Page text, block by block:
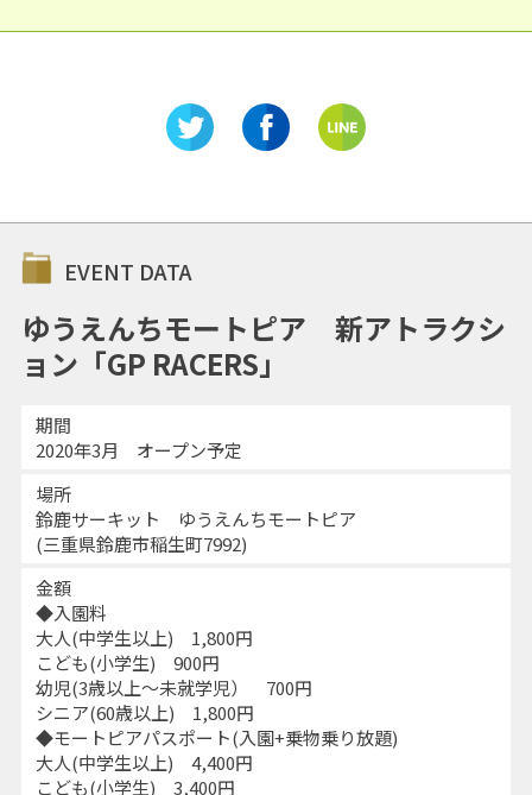
EVENT DATA
ゆうえんちモートピア 新アトラクシ
ョン「GP RACERS」
期間
2020年3月 オープン予定
場所
鈴鹿サーキット ゆうえんちモートピア
(三重県鈴鹿市稲生町7992)
金額
◆入園料
大人(中学生以上) 1,800円
こども(小学生) 900円
幼児(3歳以上～未就学児） 700円
シニア(60歳以上) 1,800円
◆モートピアパスポート(入園+乗物乗り放題)
大人(中学生以上) 4,400円
こども(小学生) 3,400円